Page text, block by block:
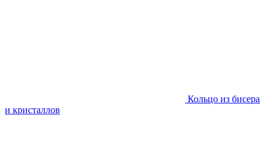
Кольцо из бисера
и кристаллов